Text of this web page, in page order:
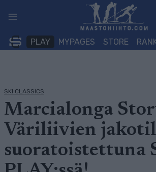
sisältöön
PLAY MYPAGES STORE
SKI CLASSICS
Marcialonga
Väriliivien
suoratoistettuna